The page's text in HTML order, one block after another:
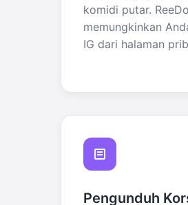
komidi putar.
memungkinkan
IG dari halaman
Pengunduh